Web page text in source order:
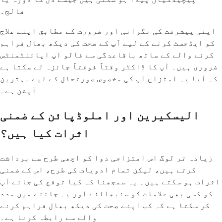
فالج۔
اپنی پیشرفت کی نگرانی اور ضرورت کے مطابق اپنے علاج
کو ایڈجسٹ کرنے کے لیے آپ کے صحت کی دیکھ بھال فراہم
کرنے والے کے ساتھ باقاعدگی سے فالو اپ اپائنٹمنٹس
ضروری ہیں۔ آپ کا ڈاکٹر وقتاً فوقتاً جائزہ لے سکتا ہے
کہ آیا یہ امتزاج آپ کی مخصوص صورتحال کے لیے بہترین
آپشن ہے۔
الیسکیرین اور املوڈپائن کے ضمنی
اثرات کیا ہیں؟
زیادہ تر لوگ اس امتزاجی دوا کو اچھی طرح سے برداشت
کرتے ہیں، لیکن تمام ادویات کی طرح، اس کے ضمنی
اثرات ہو سکتے ہیں۔ یہ سمجھنا کہ کیا توقع کی جائے آپ
کو کسی بھی علامات کو سنبھالنے اور یہ جاننے میں مدد
کر سکتا ہے کہ کب اپنے صحت کی دیکھ بھال فراہم کرنے
والے سے رابطہ کرنا ہے۔